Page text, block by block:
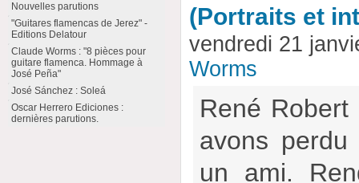
(Portraits et
vendredi 21
Worms
René
avons
un ami.
Nouvelles parutions
"Guitares flamencas de Jerez" -
Editions Delatour
Claude Worms : "8 pièces pour
guitare flamenca. Hommage à
José Peña"
José Sánchez : Soleá
Oscar Herrero Ediciones :
dernières parutions.